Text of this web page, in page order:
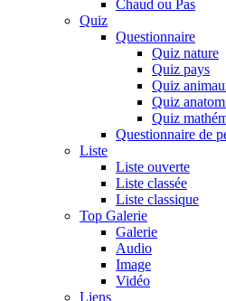
Chaud ou Pas
Quiz
Questionnaire
Quiz nature
Quiz pays
Quiz
Quiz
Quiz
Questionnaire de
Liste
Liste ouverte
Liste classée
Liste classique
Top Galerie
Galerie
Audio
Image
Vidéo
Liens